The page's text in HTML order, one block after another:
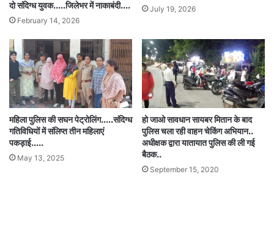
दो संदिग्ध युवक…..जिलेभर में नाकाबंदी….
February 14, 2026
July 19, 2026
महिला पुलिस की सघन पेट्रोलिंग…..संदिग्ध
गतिविधियों में संलिप्त तीन महिलाएं
पकड़ाई…..
May 13, 2025
हो जाओ सावधान सायबर मितान के बाद
पुलिस चला रही वाहन चेकिंग अभियान..
अधीक्षक द्वारा यातायात पुलिस की ली गई
बैठक..
September 15, 2020